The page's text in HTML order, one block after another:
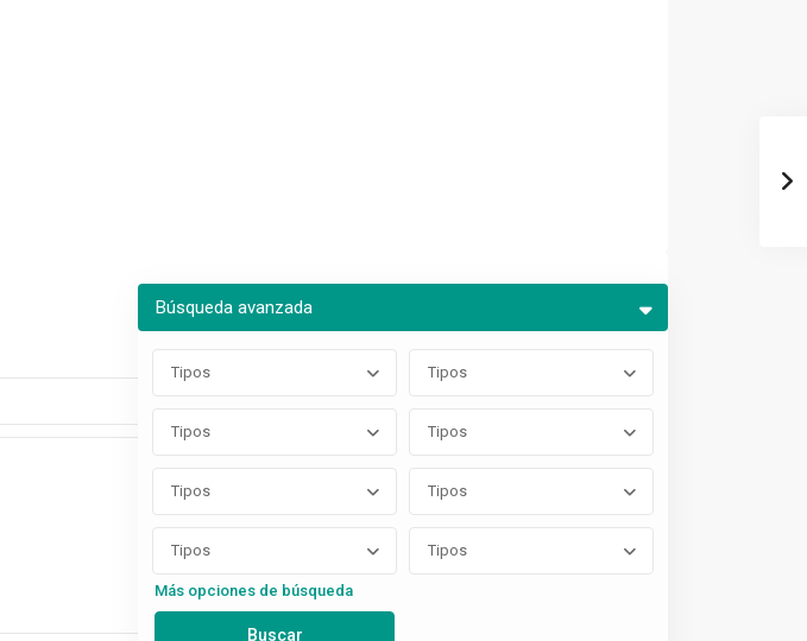
Búsqueda avanzada
Tipos Tipos
Tipos Tipos
Tipos Tipos
Tipos Tipos
Más opciones de búsqueda